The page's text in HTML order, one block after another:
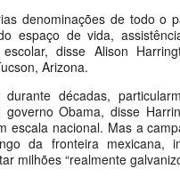
denominações de todo o
espaço de vida,
disse Alison
Arizona.
décadas,
Obama, disse
escala nacional. Mas a
da fronteira mexicana,
milhões “realmente